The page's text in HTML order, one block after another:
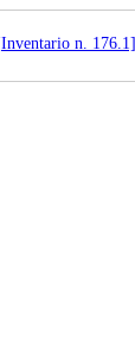
n. 176.1]